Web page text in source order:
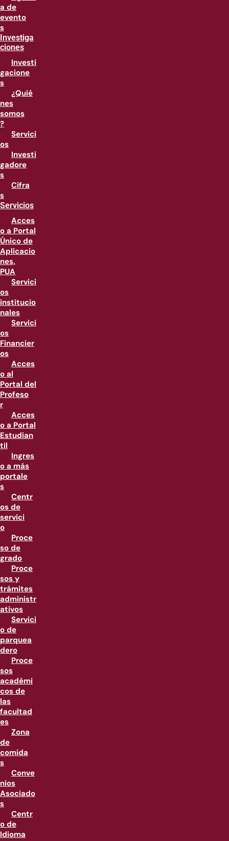
a de
evento
s
Investiga
ciones
Investi
gacione
s
¿Quié
nes
somos
?
Servici
os
Investi
gadore
s
Cifra
s
Servicios
Acces
o a Portal
Único de
Aplicacio
nes,
PUA
Servici
os
institucio
nales
Servici
os
Financier
os
Acces
o al
Portal del
Profeso
r
Acces
o a Portal
Estudian
til
Ingres
o a más
portale
s
Centr
os de
servici
o
Proce
so de
grado
Proce
sos y
trámites
administr
ativos
Servici
o de
parquea
dero
Proce
sos
académi
cos de
las
facultad
es
Zona
de
comida
s
Conve
nios
Asociado
s
Centr
o de
Idioma